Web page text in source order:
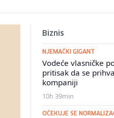
Biznis
NJEMAČKI GIGANT
Vodeće vlasničke
pritisak da se
kompaniji
10h 39min
OČEKUJE SE